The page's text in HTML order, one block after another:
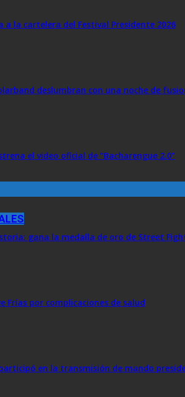
a la cartelera del Festival Presidente 2026
deslumbran con una noche de
el video oficial de “Bacharengue 2.0”
gana la medalla de oro de Street
Frías por complicaciones de salud
en la transmisión de mando